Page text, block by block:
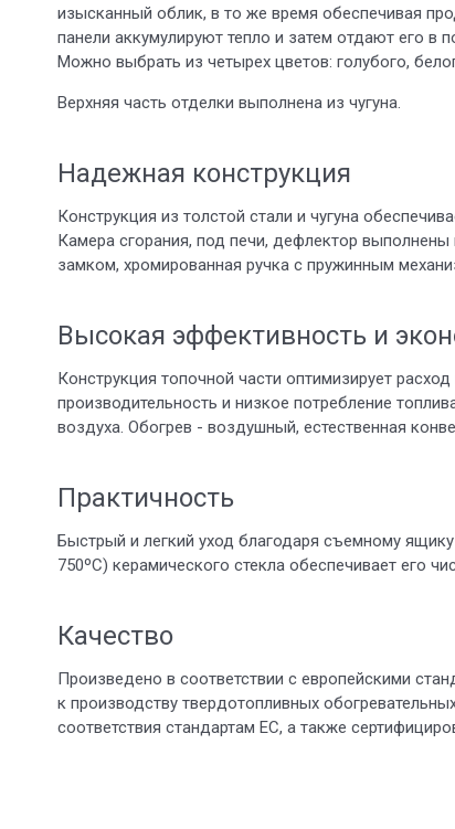
изысканный облик, в то же время обеспечивая
панели аккумулируют тепло и затем отдают его в
Можно выбрать из четырех цветов: голубого,
Верхняя часть отделки выполнена из чугуна.
Надежная конструкция
Конструкция из толстой стали и чугуна
Камера сгорания, под печи, дефлектор выполнены
замком, хромированная ручка с пружинным
Высокая эффективность и
Конструкция топочной части оптимизирует
производительность и низкое потребление
воздуха. Обогрев - воздушный, естественная
Практичность
Быстрый и легкий уход благодаря съемному
750ºС) керамического стекла обеспечивает его
Качество
Произведено в соответствии с европейскими
к производству твердотопливных
соответствия стандартам EC, а также